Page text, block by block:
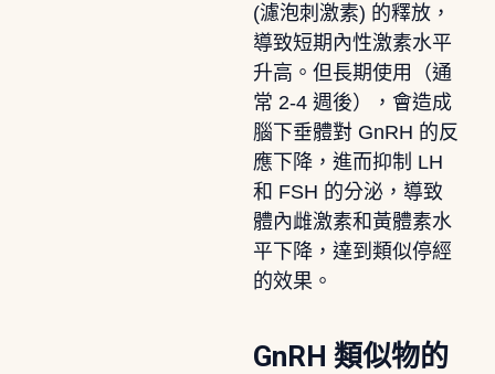
(濾泡刺激素) 的釋放，
導致短期內性激素水平
升高。但長期使用（通
常 2-4 週後），會造成
腦下垂體對 GnRH 的反
應下降，進而抑制 LH
和 FSH 的分泌，導致
體內雌激素和黃體素水
平下降，達到類似停經
的效果。
GnRH 類似物的